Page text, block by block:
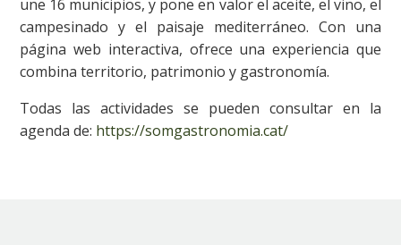
une 16 municipios, y pone en valor el aceite, el vino, el
campesinado y el paisaje mediterráneo. Con una
página web interactiva, ofrece una experiencia que
combina territorio, patrimonio y gastronomía.
Todas las actividades se pueden consultar en la
agenda de: https://somgastronomia.cat/